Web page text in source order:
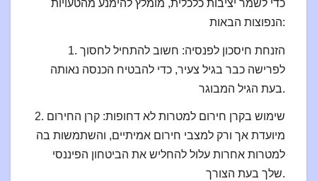
כדי לשמר יציבות כלכלית, מומלץ להימנע מהטעויות
הנפוצות הבאות:
1. הזנחת חיסכון לפנסיה: חשוב להתחיל לחסוך
לפרישה כבר בגיל צעיר, כדי להבטיח הכנסה נאותה
בעת הגיל המבוגר.
2. שימוש בקרן חירום למטרות לא דחופות: קרן החירום
מיועדת אך ורק למצבי חירום אמיתיים, והשתמשות בה
למטרות אחרות עלול להחליש את הביטחון הפיננסי
שלך בעת הצורך.